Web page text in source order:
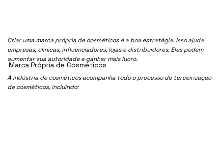
Criar uma marca própria de cosméticos é a boa estratégia. Isso ajuda
empresas, clínicas, influenciadores, lojas e distribuidores. Eles podem
aumentar sua autoridade e ganhar mais lucro.
A indústria de cosméticos acompanha todo o processo de terceirização
de cosméticos, incluindo:
Marca Própria de Cosméticos